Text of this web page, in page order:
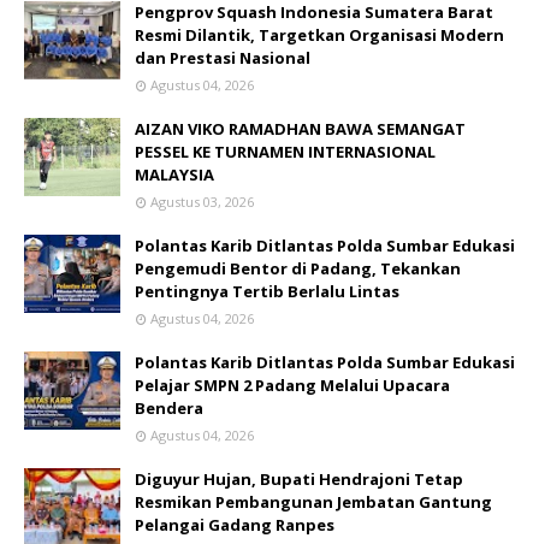
Pengprov Squash Indonesia Sumatera Barat
Resmi Dilantik, Targetkan Organisasi Modern
dan Prestasi Nasional
Agustus 04, 2026
AIZAN VIKO RAMADHAN BAWA SEMANGAT
PESSEL KE TURNAMEN INTERNASIONAL
MALAYSIA
Agustus 03, 2026
Polantas Karib Ditlantas Polda Sumbar Edukasi
Pengemudi Bentor di Padang, Tekankan
Pentingnya Tertib Berlalu Lintas
Agustus 04, 2026
Polantas Karib Ditlantas Polda Sumbar Edukasi
Pelajar SMPN 2 Padang Melalui Upacara
Bendera
Agustus 04, 2026
Diguyur Hujan, Bupati Hendrajoni Tetap
Resmikan Pembangunan Jembatan Gantung
Pelangai Gadang Ranpes